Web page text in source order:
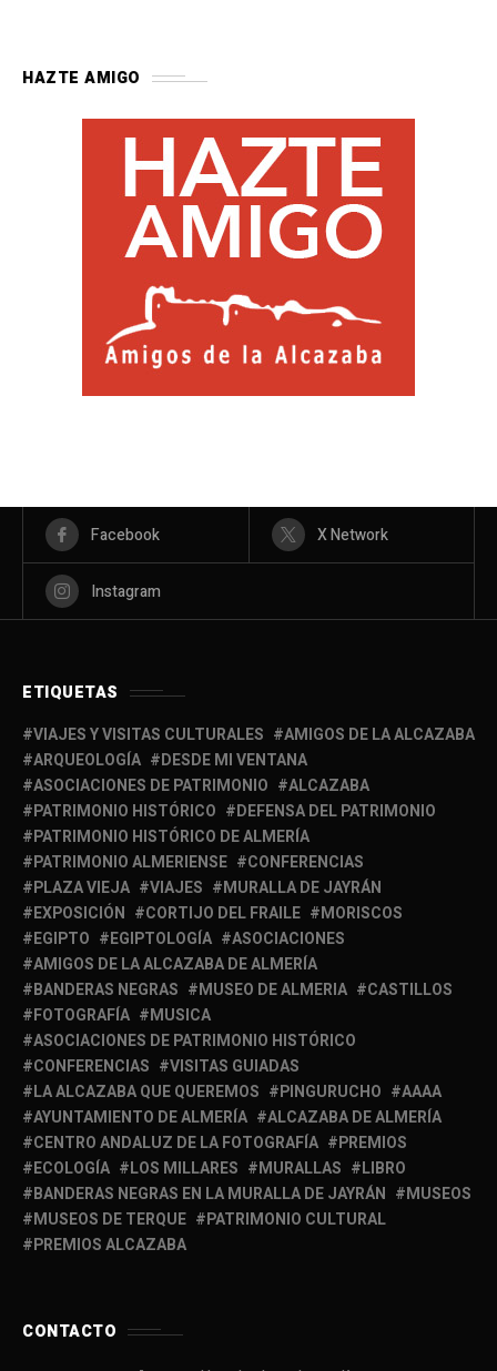
HAZTE AMIGO
Facebook X Network
Instagram
ETIQUETAS
VIAJES Y VISITAS CULTURALES
AMIGOS DE LA ALCAZABA
ARQUEOLOGÍA
DESDE MI VENTANA
ASOCIACIONES DE PATRIMONIO
ALCAZABA
PATRIMONIO HISTÓRICO
DEFENSA DEL PATRIMONIO
PATRIMONIO HISTÓRICO DE ALMERÍA
PATRIMONIO ALMERIENSE
CONFERENCIAS
PLAZA VIEJA
VIAJES
MURALLA DE JAYRÁN
EXPOSICIÓN
CORTIJO DEL FRAILE
MORISCOS
EGIPTO
EGIPTOLOGÍA
ASOCIACIONES
AMIGOS DE LA ALCAZABA DE ALMERÍA
BANDERAS NEGRAS
MUSEO DE ALMERIA
CASTILLOS
FOTOGRAFÍA
MUSICA
ASOCIACIONES DE PATRIMONIO HISTÓRICO
CONFERENCIAS
VISITAS GUIADAS
LA ALCAZABA QUE QUEREMOS
PINGURUCHO
AAAA
AYUNTAMIENTO DE ALMERÍA
ALCAZABA DE ALMERÍA
CENTRO ANDALUZ DE LA FOTOGRAFÍA
PREMIOS
ECOLOGÍA
LOS MILLARES MURALLAS
LIBRO
BANDERAS NEGRAS EN LA MURALLA DE JAYRÁN
MUSEOS
MUSEOS DE TERQUE
PATRIMONIO CULTURAL
PREMIOS ALCAZABA
CONTACTO